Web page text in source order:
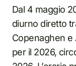
Dal 4 maggio
diurno diretto
Copenaghen e
per il 2026,